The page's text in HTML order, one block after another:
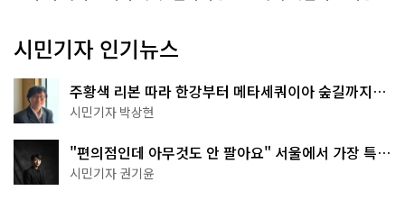
시민기자 인기뉴스
주황색 리본 따라 한강부터 메타세쿼이아 숲길까지…
서울둘레길 15코스
시민기자 박상현
"편의점인데 아무것도 안 팔아요" 서울에서 가장 특별
한 편의점의 정체
시민기자 권기윤